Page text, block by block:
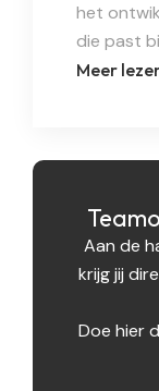
het
die past
Meer
Aan de
krijg jij
Doe hier